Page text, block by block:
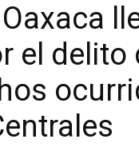
el delito